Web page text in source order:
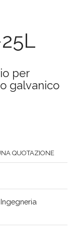
per
galvanico
QUOTAZIONE
Ingegneria